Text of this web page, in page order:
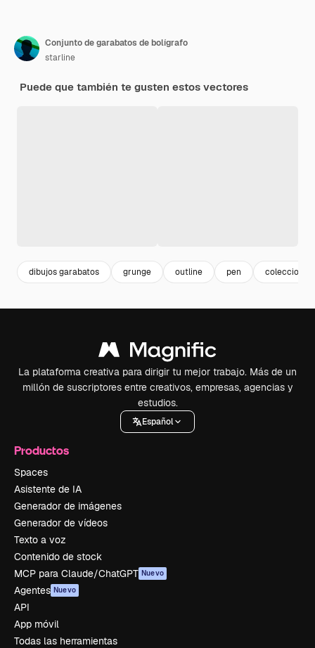
Conjunto de garabatos de bolígrafo
starline
Puede que también te gusten estos vectores
dibujos garabatos grunge outline pen colecciones
La plataforma creativa para dirigir tu mejor trabajo. Más de un
millón de suscriptores entre creativos, empresas, agencias y
estudios.
Español
Productos
Spaces
Asistente de IA
Generador de imágenes
Generador de vídeos
Texto a voz
Contenido de stock
MCP para Claude/ChatGPT Nuevo
Agentes Nuevo
API
App móvil
Todas las herramientas